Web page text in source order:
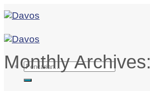
Skip
to
Pencarian
Monthly Archives: